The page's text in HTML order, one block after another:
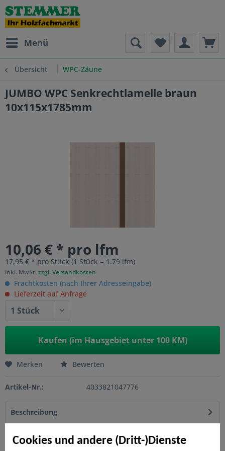
Cookies und andere (Dritt-)Dienste
Menü
Übersicht WPC-Zäune
JUMBO WPC Senkrechtlamelle braun
10x115x1785mm
10,06 € * pro lfm
17,95 € * pro Stück (1 Stück = 1.79 lfm)
inkl. MwSt. zzgl. Versandkosten
Frachtkosten (nach Ihrer Adresseingabe)
Lieferzeit auf Anfrage
Kaufen (im Hausgebiet unter 100 KM)
Merken Bewerten
Artikel-Nr.: 4033821047776
Beschreibung
JUMBO WPC ist ein Klassiker unter den WPC-Zäunen, der
Tradition, Eleganz und Technologie auf...mehr